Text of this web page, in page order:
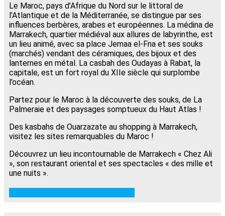
Le Maroc, pays d’Afrique du Nord sur le littoral de
l’Atlantique et de la Méditerranée, se distingue par ses
influences berbères, arabes et européennes. La médina de
Marrakech, quartier médiéval aux allures de labyrinthe, est
un lieu animé, avec sa place Jemaa el-Fna et ses souks
(marchés) vendant des céramiques, des bijoux et des
lanternes en métal. La casbah des Oudayas à Rabat, la
capitale, est un fort royal du XIIe siècle qui surplombe
l’océan.
Partez pour le Maroc à la découverte des souks, de La
Palmeraie et des paysages somptueux du Haut Atlas !
Des kasbahs de Ouarzazate au shopping à Marrakech,
visitez les sites remarquables du Maroc !
Découvrez un lieu incontournable de Marrakech « Chez Ali
», son restaurant oriental et ses spectacles « des mille et
une nuits ».